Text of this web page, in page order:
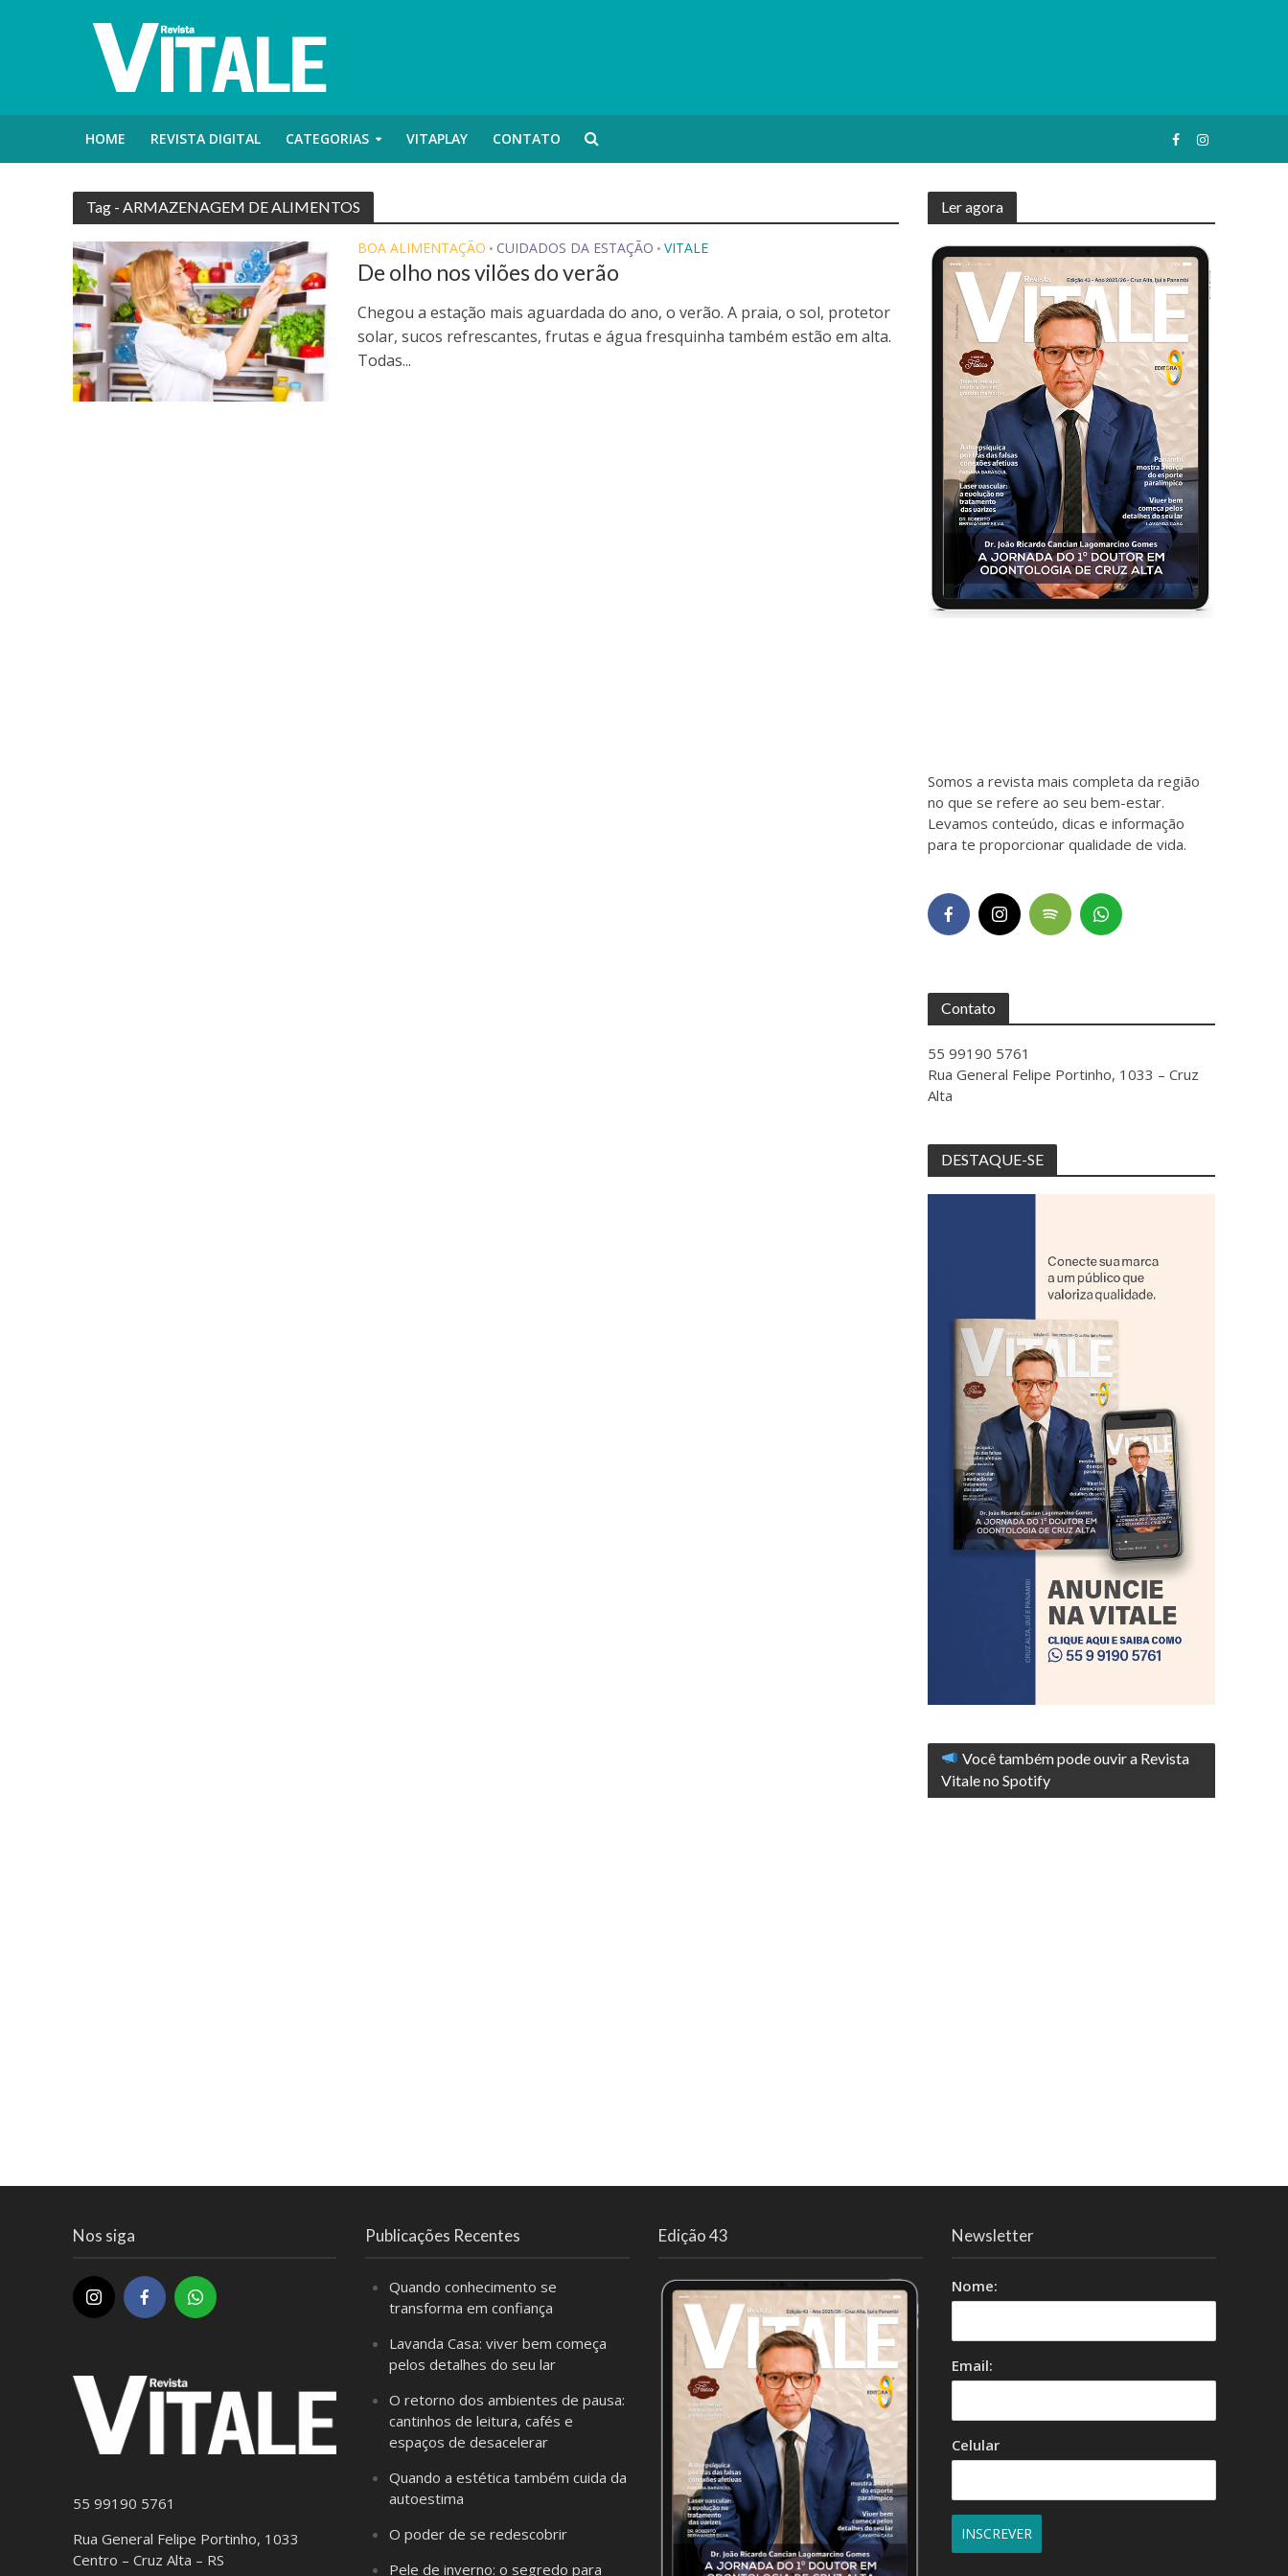
HOME REVISTA DIGITAL CATEGORIAS VITAPLAY CONTATO
Tag - ARMAZENAGEM DE ALIMENTOS
BOA ALIMENTAÇÃO • CUIDADOS DA ESTAÇÃO • VITALE
De olho nos vilões do verão
Chegou a estação mais aguardada do ano, o verão. A praia, o sol, protetor
solar, sucos refrescantes, frutas e água fresquinha também estão em alta.
Todas...
Ler agora
Somos a revista mais completa da região
no que se refere ao seu bem-estar.
Levamos conteúdo, dicas e informação
para te proporcionar qualidade de vida.
Contato
55 99190 5761
Rua General Felipe Portinho, 1033 – Cruz
Alta
DESTAQUE-SE
Você também pode ouvir a Revista
Vitale no Spotify
Nos siga
55 99190 5761
Rua General Felipe Portinho, 1033
Centro – Cruz Alta – RS
Publicações Recentes
Quando conhecimento se
transforma em confiança
Lavanda Casa: viver bem começa
pelos detalhes do seu lar
O retorno dos ambientes de pausa:
cantinhos de leitura, cafés e
espaços de desacelerar
Quando a estética também cuida da
autoestima
O poder de se redescobrir
Pele de inverno: o segredo para
Edição 43 Newsletter
Nome:
Email:
Celular